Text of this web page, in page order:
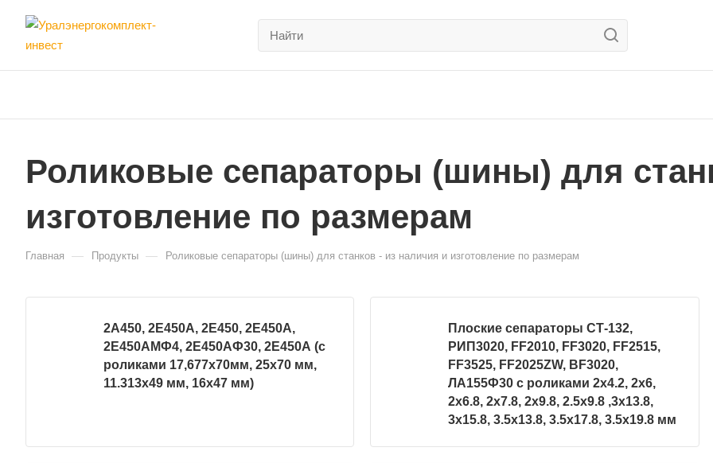
Роликовые сепараторы (шины) для
изготовление по размерам
Главная — Продукты — Роликовые сепараторы (шины) для станков - из наличия и изготовление по размерам
2А450, 2Е450А, 2Е450, 2Е450А,
2Е450АМФ4, 2Е450АФ30, 2Е450А (с
роликами 17,677х70мм, 25х70 мм,
11.313х49 мм, 16х47 мм)
Плоские сепараторы СТ-132,
РИП3020, FF2010, FF3020, FF2515,
FF3525, FF2025ZW, BF3020,
ЛА155Ф30 с роликами 2х4.2, 2х6,
2х6.8, 2х7.8, 2х9.8, 2.5х9.8 ,3х13.8,
3х15.8, 3.5х13.8, 3.5х17.8, 3.5х19.8 мм